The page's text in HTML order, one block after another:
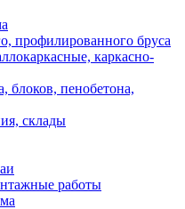
профилированного бруса
каркасно-
блоков, пенобетона,
склады
работы